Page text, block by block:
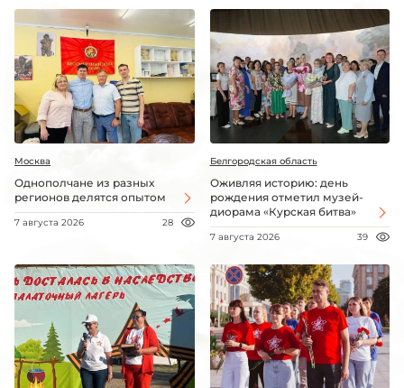
Москва
Однополчане из разных
регионов делятся опытом
7 августа 2026 28
Белгородская область
Оживляя историю: день
рождения отметил музей-
диорама «Курская битва»
7 августа 2026 39